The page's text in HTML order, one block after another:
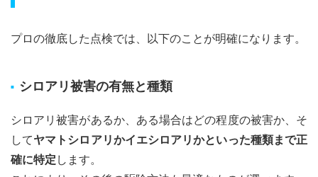
プロの徹底した点検では、以下のことが明確になります。
シロアリ被害の有無と種類
シロアリ被害があるか、ある場合はどの程度の被害か、そ
してヤマトシロアリかイエシロアリかといった種類まで正
確に特定 します。